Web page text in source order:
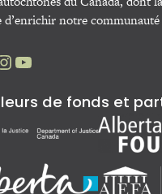
notre
YouTube
de fonds et